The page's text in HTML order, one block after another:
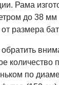
Рама
до 38
размера
обратить
количество
по